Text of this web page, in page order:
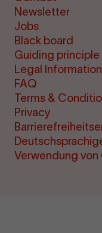
Newsletter
Jobs
Black board
Guiding principle
Legal Information
FAQ
Terms &
Privacy
Verwendung von